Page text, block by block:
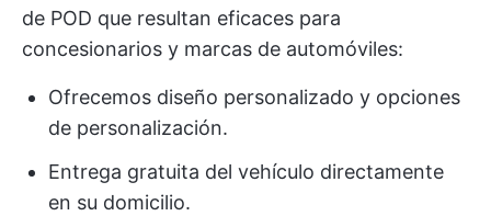
de POD que resultan eficaces para
concesionarios y marcas de automóviles:
Ofrecemos diseño personalizado y opciones
de personalización.
Entrega gratuita del vehículo directamente
en su domicilio.